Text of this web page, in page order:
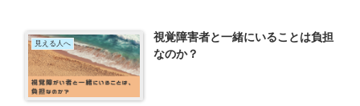
見える人へ
視覚障害者と一緒にいることは負担
なのか？